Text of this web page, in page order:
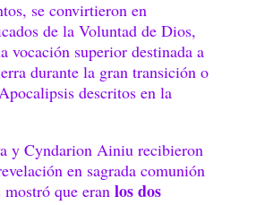
se convirtieron en
de la Voluntad de Dios,
vocación superior destinada a
durante la gran transición o
descritos en la
y Cyndarion Ainiu recibieron
en sagrada comunión
que eranlos dos